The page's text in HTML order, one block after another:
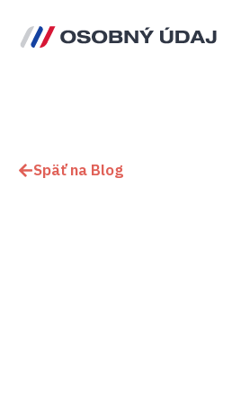
Späť na Blog